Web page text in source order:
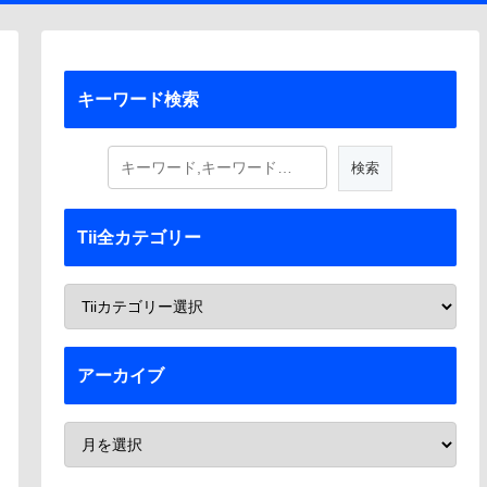
キーワード検索
Tii全カテゴリー
アーカイブ